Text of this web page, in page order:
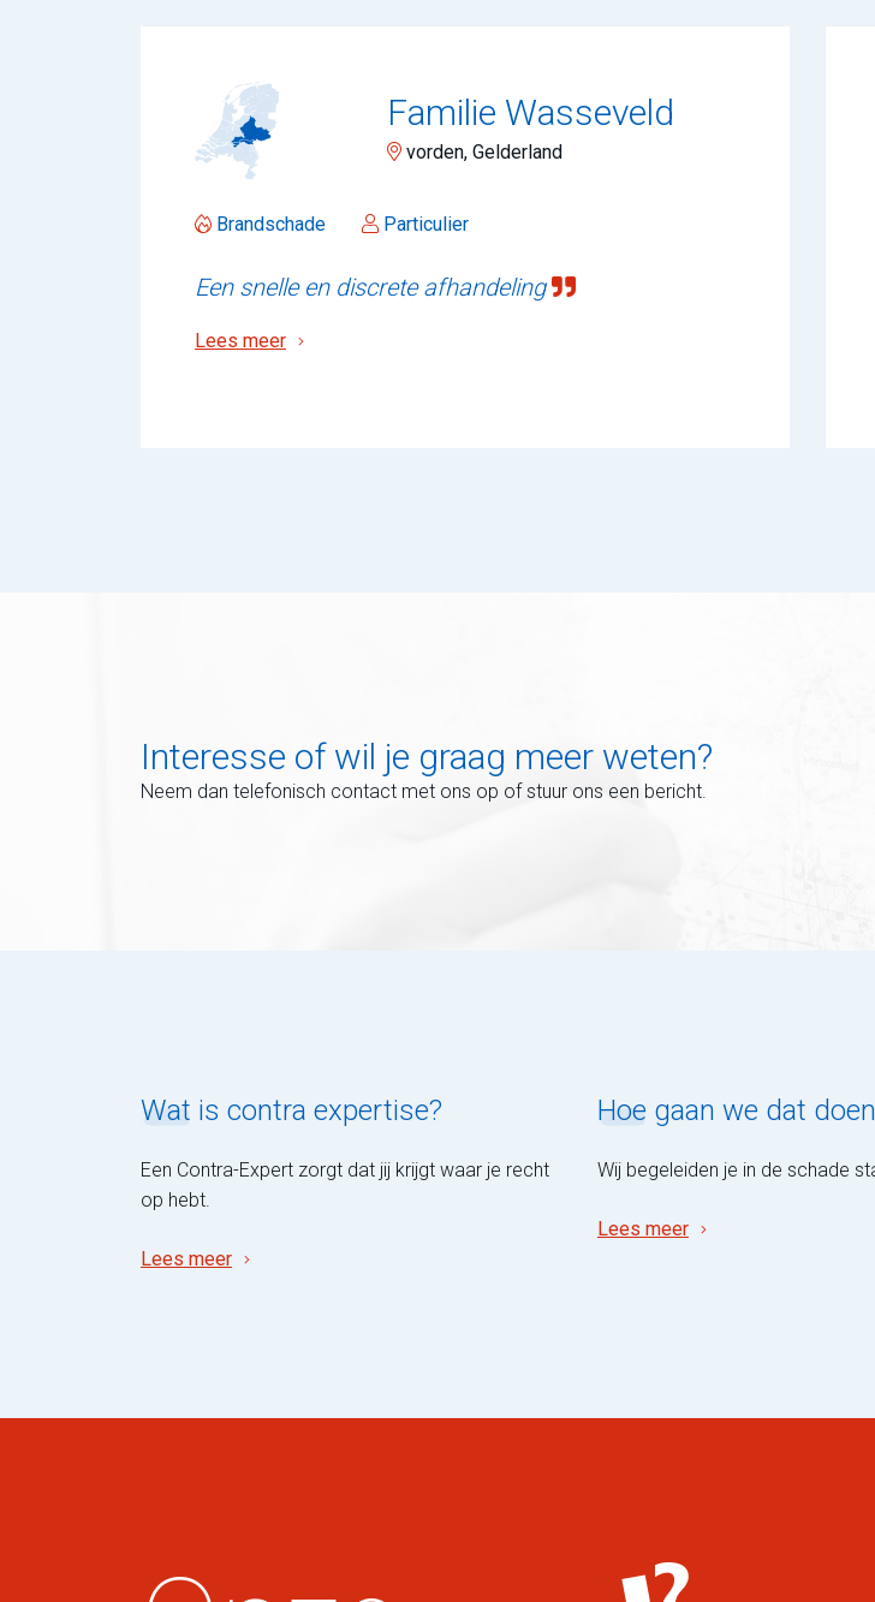
Familie Wasseveld
vorden, Gelderland
Brandschade Particulier
Een snelle en discrete afhandeling
Lees meer
Interesse of wil je graag meer weten?
Neem dan telefonisch contact met ons op of stuur ons een bericht.
Wat is contra expertise?
Een Contra-Expert zorgt dat jij krijgt waar je recht
op hebt.
Lees meer
Hoe gaan we dat
Wij begeleiden je in de schade
Lees meer